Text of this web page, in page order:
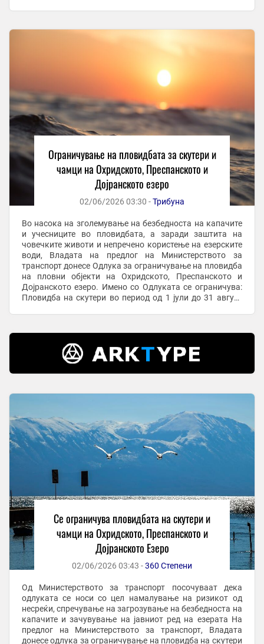
Ограничување на пловидбата за скутери и
чамци на Охридското, Преспанското и
Дојранското езеро
02/06/2026 03:30 -Трибуна
Во насока на зголемување на безбедноста на капачите
и учесниците во пловидбата, а заради заштита на
човечките животи и непречено користење на езерските
води, Владата на предлог на Министерството за
транспорт донесе Одлука за ограничување на пловидба
на пловни објекти на Охридското, Преспанското и
Дојранското езеро. Имено со Одлуката се ограничува:
Пловидба на скутери во период од 1 јули до 31 август
Се ограничува пловидбата на скутери и
чамци на Охридското, Преспанското и
Дојранското Езеро
02/06/2026 03:43 -360 Степени
Од Министерството за транспорт посочуваат дека
одлуката се носи со цел намалување на ризикот од
несреќи, спречување на загрозување на безбедноста на
капачите и зачувување на јавниот ред на езерата На
предлог на Министерството за транспорт, Владата
донесе одлука за ограничување на пловидба на скутери